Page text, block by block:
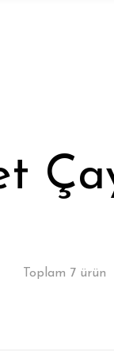
Toplam 7 ürün